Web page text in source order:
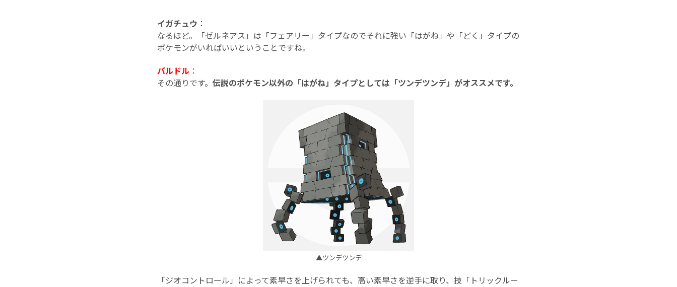
イガチュウ ：
なるほど。「ゼルネアス」は「フェアリー」タイプなのでそれに強い「はがね」や「どく」タイプの
ポケモンがいればいいということですね。
バルドル ：
その通りです。 伝説のポケモン以外の「はがね」タイプとしては「ツンデツンデ」がオススメです。
▲ツンデツンデ
「ジオコントロール」によって素早さを上げられても、高い素早さを逆手に取り、技「トリックルー